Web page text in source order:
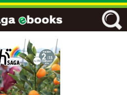
フリーワード
ジャンル